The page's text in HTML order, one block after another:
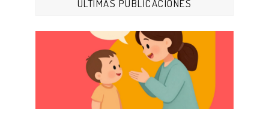
ÚLTIMAS PUBLICACIONES